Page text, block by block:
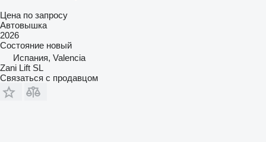
Цена по запросу
Автовышка
2026
Состояние новый
Испания, Valencia
Zani Lift SL
Связаться с продавцом